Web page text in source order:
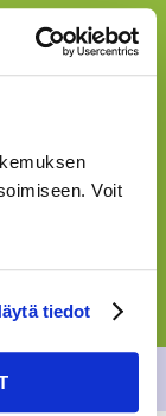
Voit
tiedot